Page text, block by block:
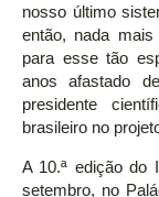
nosso último
então, nada
para esse tão
anos afastado
presidente
brasileiro no
A 10.ª edição do
setembro, no